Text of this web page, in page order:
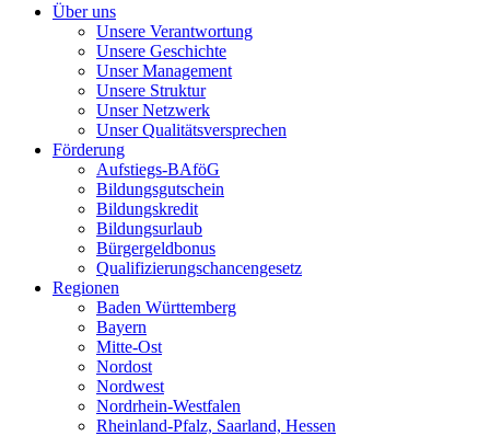
Über uns
Unsere Verantwortung
Unsere Geschichte
Unser Management
Unsere Struktur
Unser Netzwerk
Unser Qualitätsversprechen
Förderung
Aufstiegs-BAföG
Bildungsgutschein
Bildungskredit
Bildungsurlaub
Bürgergeldbonus
Qualifizierungschancengesetz
Regionen
Baden Württemberg
Bayern
Mitte-Ost
Nordost
Nordwest
Nordrhein-Westfalen
Rheinland-Pfalz, Saarland, Hessen